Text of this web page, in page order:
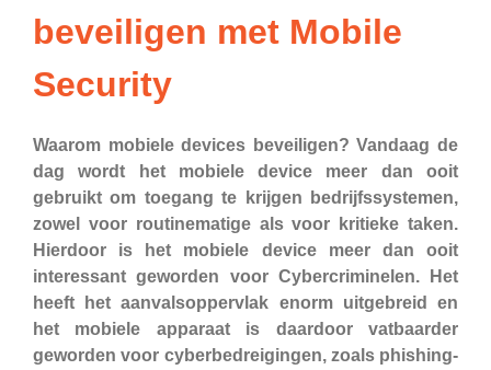
beveiligen met Mobile
Security
Waarom mobiele devices beveiligen? Vandaag de
dag wordt het mobiele device meer dan ooit
gebruikt om toegang te krijgen bedrijfssystemen,
zowel voor routinematige als voor kritieke taken.
Hierdoor is het mobiele device meer dan ooit
interessant geworden voor Cybercriminelen. Het
heeft het aanvalsoppervlak enorm uitgebreid en
het mobiele apparaat is daardoor vatbaarder
geworden voor cyberbedreigingen, zoals phishing-